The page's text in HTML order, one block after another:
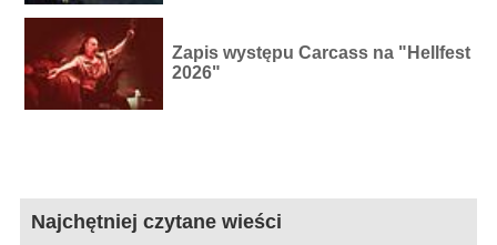
Zapis występu Carcass na "Hellfest
2026"
Najchętniej czytane wieści